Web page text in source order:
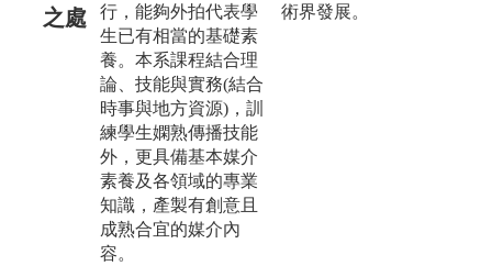
之處
行，能夠外拍代表學
生已有相當的基礎素
養。本系課程結合理
論、技能與實務(結合
時事與地方資源)，訓
練學生嫻熟傳播技能
外，更具備基本媒介
素養及各領域的專業
知識，產製有創意且
成熟合宜的媒介內
容。
術界發展。